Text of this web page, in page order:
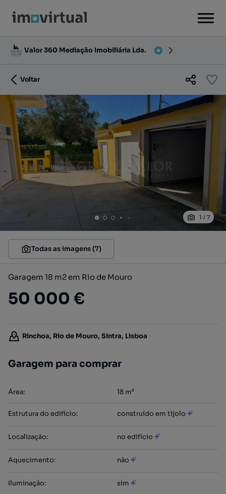
Valor 360 Mediação Imobiliária Lda.
Voltar
1 / 7
Todas as imagens (7)
Garagem 18 m2 em Rio de Mouro
50 000 €
Rinchoa, Rio de Mouro, Sintra, Lisboa
Garagem para comprar
Área: 18 m²
Estrutura do edifício: construído em tijolo
Localização: no edifício
Aquecimento: não
Iluminação: sim